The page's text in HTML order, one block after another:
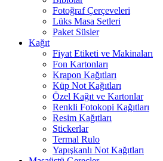
Fotoğraf Çerçeveleri
Lüks Masa Setleri
Paket Süsler
Kağıt
Fiyat Etiketi ve Makinaları
Fon Kartonları
Krapon Kağıtları
Küp Not Kağıtları
Özel Kağıt ve Kartonlar
Renkli Fotokopi Kağıtları
Resim Kağıtları
Stickerlar
Termal Rulo
Yapışkanlı Not Kağıtları